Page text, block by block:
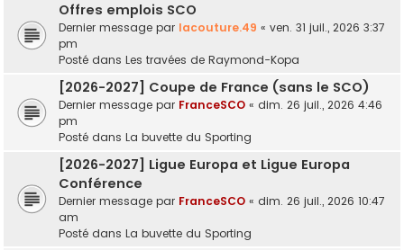
Offres emplois SCO
Dernier message par lacouture.49 « ven. 31 juil., 2026 3:37
pm
Posté dans Les travées de Raymond-Kopa
[2026-2027] Coupe de France (sans le SCO)
Dernier message par FranceSCO « dim. 26 juil., 2026 4:46
pm
Posté dans La buvette du Sporting
[2026-2027] Ligue Europa et Ligue Europa
Conférence
Dernier message par FranceSCO « dim. 26 juil., 2026 10:47
am
Posté dans La buvette du Sporting